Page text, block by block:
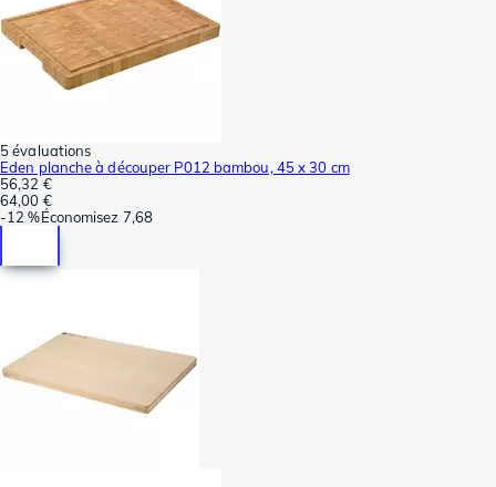
5 évaluations
Eden planche à découper P012 bambou, 45 x 30 cm
56,32 €
64,00 €
-12 %Économisez 7,68